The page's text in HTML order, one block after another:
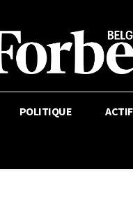
POLITIQUE